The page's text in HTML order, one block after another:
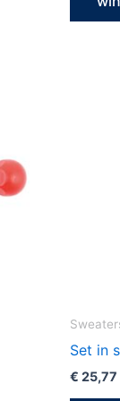
Set in
€ 25,77